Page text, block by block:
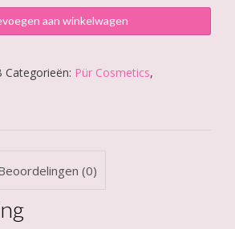
aan winkelwagen
Categorieën: Pür Cosmetics,
(0)